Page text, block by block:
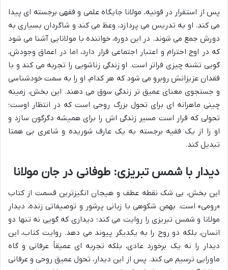
پس از استقرار در قونیه، مولانا جایگاه علمی و فقهی برجسته ای پیدا
می کند. او به تدریس می پردازد، وعظ می کند و شاگردان بسیاری به
دورش جمع می شوند. در این دوره، خواننده با مولانایی آشنا می شود
که در اوج احترام و اعتبار اجتماعی قرار دارد، اما در اعماق وجودش،
گویی تشنه چیزی فراتر است. او زندگی زناشویی را تجربه می کند و با
فقدان عزیزانش روبرو می شود که هر کدام، او را به سمت خودشناسی
و جستجوی معنای عمیق تر زندگی سوق می دهند. این بخش، زمینه
چینی ماهرانه ای برای تحول بزرگ روحی است که در انتظار اوست؛
تحولی که قرار است مسیر زندگی اش را برای همیشه دگرگون سازد و
او را از یک فقیه برجسته به یک عارف شوریده و شاعری بی همتا
تبدیل کند.
دیدار با شمس تبریزی: طوفانی در جان مولانا
این بخش، بی شک نقطه عطف و هیجان انگیزترین قسمت از کتاب
«رومی» است. بهمن شکوهی با زبانی پرشور و توصیفاتی زنده، دیدار
مولانا و شمس تبریزی را روایت می کند؛ دیداری که گویی نه تنها دو
انسان، بلکه دو روح را به یکدیگر پیوند می دهد. روایت کتاب، این
دیدار را نه یک برخورد عادی، بلکه تجربه ای عمیقاً عرفانی و گاه
ماورایی ترسیم می کند. پس از این دیدار، تحول عمیق روحی و عرفانی